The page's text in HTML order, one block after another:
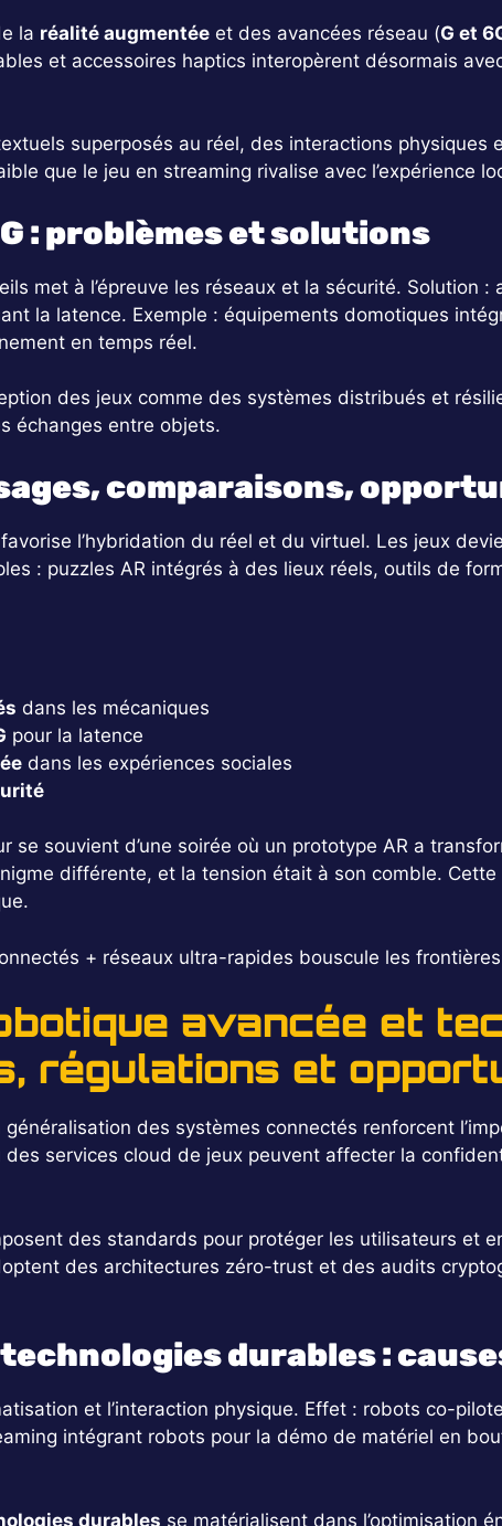
la réalité augmentée et des avancées réseau (G et
et accessoires haptics interopèrent désormais
superposés au réel, des interactions
que le jeu en streaming rivalise avec l’expérience
: problèmes et solutions
met à l’épreuve les réseaux et la sécurité. Solution
la latence. Exemple : équipements domotiques
en temps réel.
des jeux comme des systèmes distribués et
échanges entre objets.
comparaisons,
favorise l’hybridation du réel et du virtuel. Les jeux
: puzzles AR intégrés à des lieux réels, outils de
dans les mécaniques
pour la latence
dans les expériences sociales
se souvient d’une soirée où un prototype AR a
différente, et la tension était à son comble.
+ réseaux ultra-rapides bouscule les
avancée et
régulations et
généralisation des systèmes connectés renforcent
services cloud de jeux peuvent affecter la
des standards pour protéger les utilisateurs et
des architectures zéro-trust et des audits
durables :
et l’interaction physique. Effet : robots co-
intégrant robots pour la démo de matériel en
durables se matérialisent dans l’optimisation